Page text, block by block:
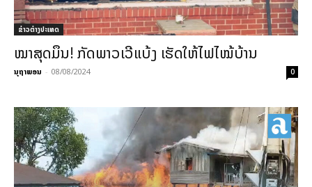
ຂ່າວຕ່າງປະເທດ
ໝາສຸດມຶນ! ກັດພາວເວີແບ້ງ ເຮັດໃຫ້ໄຟໄໝ້ບ້ານ
ນຸຖາພອນ - 08/08/2024 0